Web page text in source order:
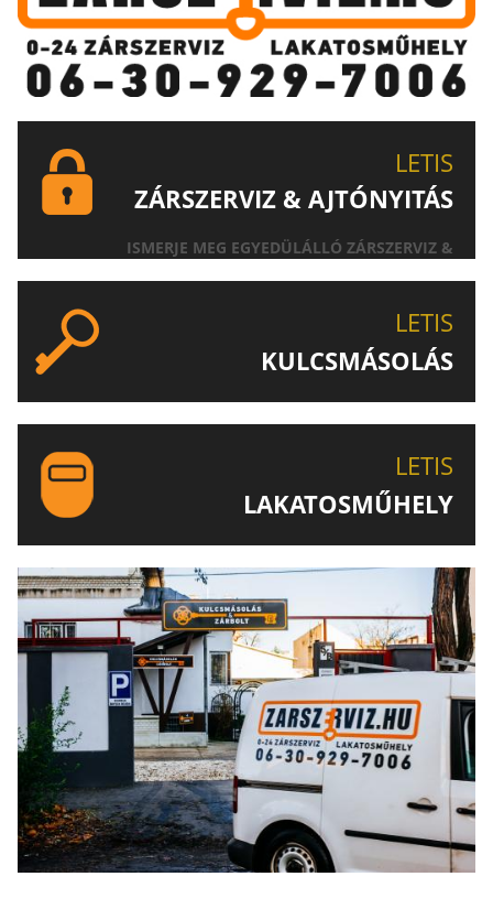
LETIS
ZÁRSZERVIZ & AJTÓNYITÁS
ISMERJE MEG EGYEDÜLÁLLÓ ZÁRSZERVIZ &
LETIS
KULCSMÁSOLÁS
LETIS
LAKATOSMŰHELY
TERMÉKEIT IS!